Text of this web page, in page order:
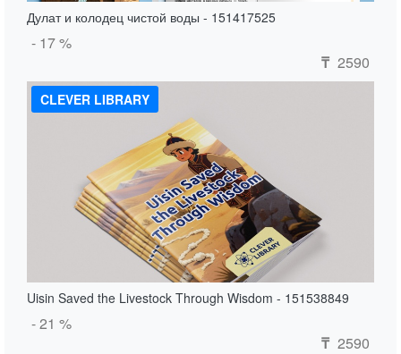
Дулат и колодец чистой воды - 151417525
- 17 %
₸ 2590
CLEVER LIBRARY
Uisin Saved the Livestock Through Wisdom - 151538849
- 21 %
₸ 2590